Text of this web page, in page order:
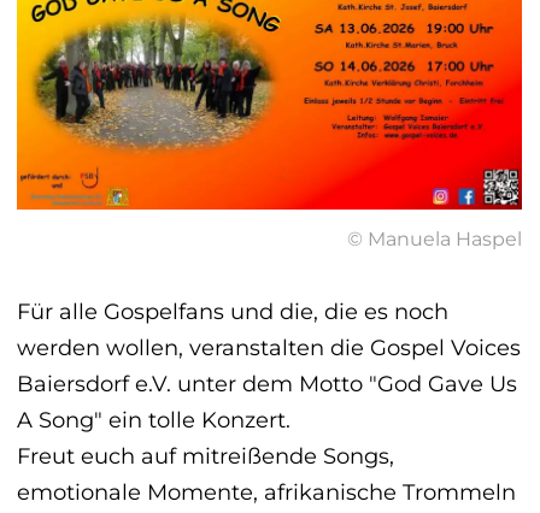
© Manuela Haspel
Für alle Gospelfans und die, die es noch
werden wollen, veranstalten die Gospel Voices
Baiersdorf e.V. unter dem Motto "God Gave Us
A Song" ein tolle Konzert.
Freut euch auf mitreißende Songs,
emotionale Momente, afrikanische Trommeln